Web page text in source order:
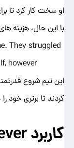
او سخت کار کرد تا
با این حال، هزینه
They struggled
however.
این تیم شروع
کردند تا برتری خود
کاربرد